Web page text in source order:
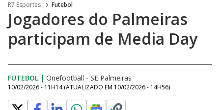
R7 Esportes Futebol
Jogadores do Palmeiras
participam de Media Day
FUTEBOL | Onefootball - SE Palmeiras
10/02/2026 - 11H14 (ATUALIZADO EM 10/02/2026 - 14H56)